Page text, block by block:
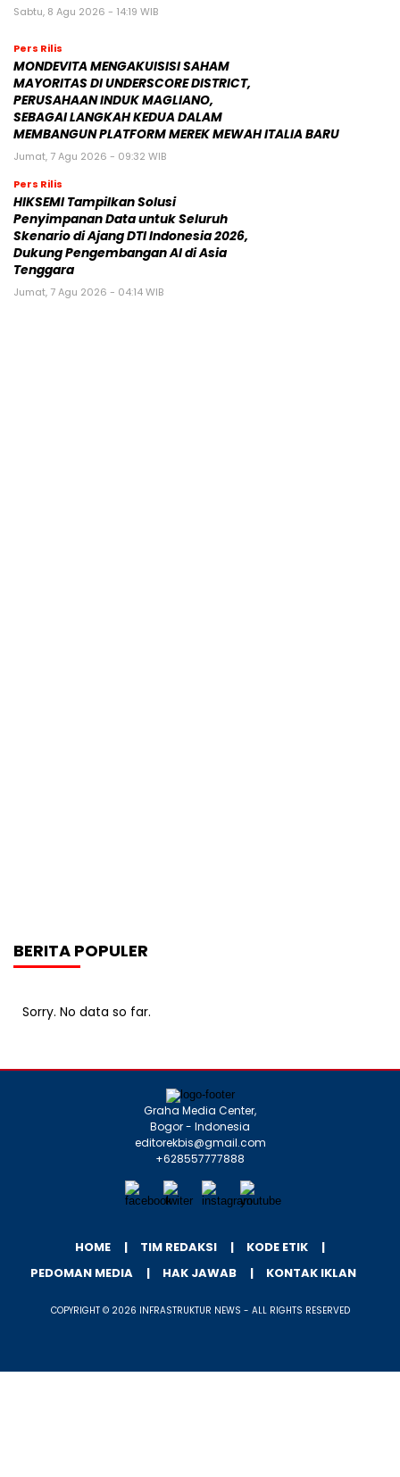
Sabtu, 8 Agu 2026 - 14:19 WIB
Pers Rilis
MONDEVITA MENGAKUISISI SAHAM
MAYORITAS DI UNDERSCORE DISTRICT,
PERUSAHAAN INDUK MAGLIANO,
SEBAGAI LANGKAH KEDUA DALAM
MEMBANGUN PLATFORM MEREK MEWAH ITALIA BARU
Jumat, 7 Agu 2026 - 09:32 WIB
Pers Rilis
HIKSEMI Tampilkan Solusi
Penyimpanan Data untuk Seluruh
Skenario di Ajang DTI Indonesia 2026,
Dukung Pengembangan AI di Asia
Tenggara
Jumat, 7 Agu 2026 - 04:14 WIB
BERITA POPULER
Sorry. No data so far.
Graha Media Center,
Bogor - Indonesia
editorekbis@gmail.com
+628557777888
HOME TIM REDAKSI
KODE ETIK
PEDOMAN MEDIA
HAK JAWAB KONTAK IKLAN
COPYRIGHT © 2026 INFRASTRUKTUR NEWS - ALL RIGHTS RESERVED